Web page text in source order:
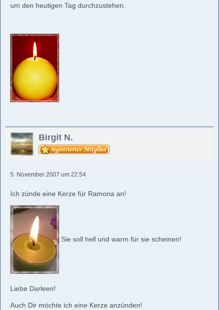
um den heutigen Tag durchzustehen.
Birgit N.
5. November 2007 um 22:54
Ich zünde eine Kerze für Ramona an!
Sie soll hell und warm für sie scheinen!
Liebe Darleen!
Auch Dir möchte ich eine Kerze anzünden!